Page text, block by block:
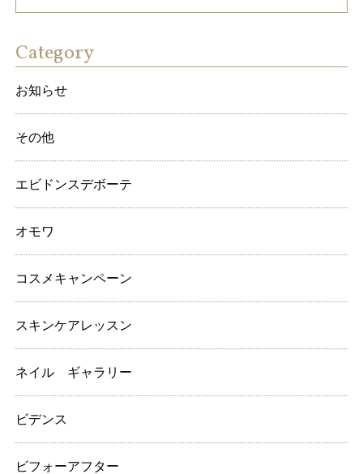
Category
お知らせ
その他
エビドンスデボーテ
オモワ
コスメキャンペーン
スキンケアレッスン
ネイル ギャラリー
ビデンス
ビフォーアフター